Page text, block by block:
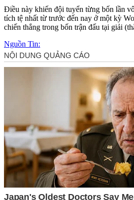
Điều này khiến đội tuyển từng bốn lần
tích tệ nhất từ trước đến nay ở một kỳ
chiến thắng trong bốn trận đấu tại giải
Nguồn Tin: